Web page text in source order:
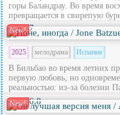
горы Баландрау. Во время
превращается в свирепую
New! 7
2025 мелодрама Испания
В Бильбао во время летних
первую любовь, но
реальностью: из‑за болезни
New! 6.8